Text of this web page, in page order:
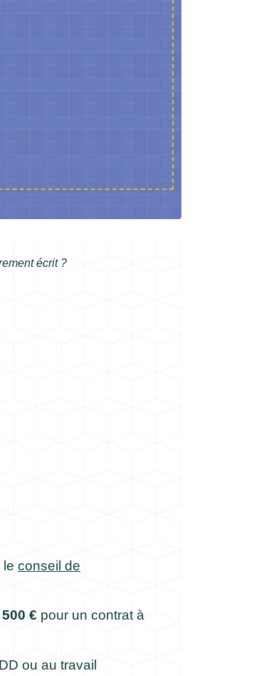
écrit ?
le conseil de
500 € pour un contrat à
ou au travail